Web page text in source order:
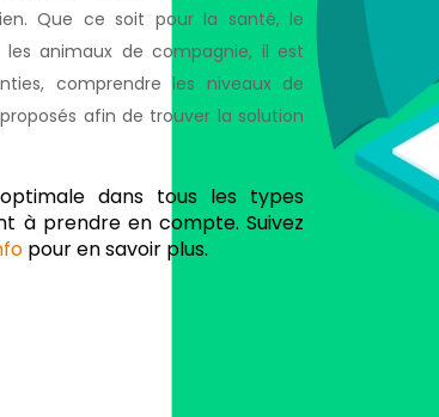
Que ce soit pour la santé, le
animaux de compagnie, il est
comprendre les niveaux de
afin de trouver la solution
dans tous les types
à prendre en compte. Suivez
pour en savoir plus.